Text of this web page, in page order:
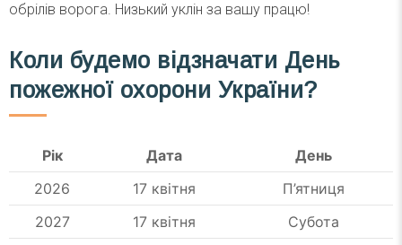
обрілів ворога. Низький уклін за вашу працю!
Коли будемо відзначати День
пожежної охорони України?
Рік Дата
День
2026
17 квітня
П’ятниця
2027
17 квітня
Субота